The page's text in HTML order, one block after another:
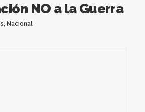
NO a la Guerra
, Nacional